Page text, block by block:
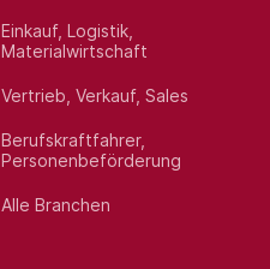
Einkauf, Logistik,
Materialwirtschaft
Vertrieb, Verkauf, Sales
Berufskraftfahrer,
Personenbeförderung
Alle Branchen